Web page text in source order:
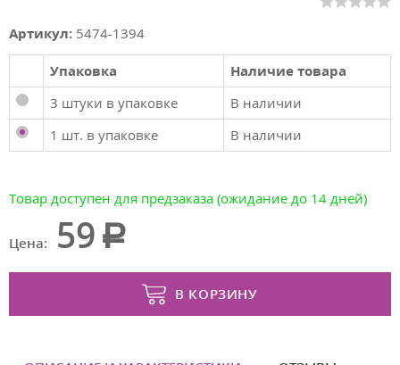
Артикул: 5474-1394
Упаковка
Наличие товара
3 штуки в упаковке
В наличии
1 шт. в упаковке
В наличии
Товар доступен для предзаказа (ожидание до 14 дней)
Цена: 59
В КОРЗИНУ